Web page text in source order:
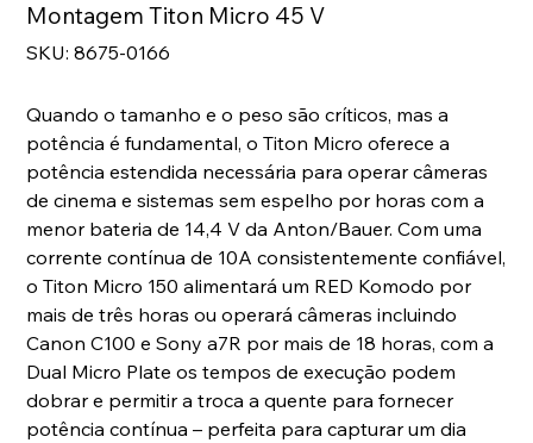
Montagem Titon Micro 45 V
SKU: SKU
8675-
8675-0166
Quando o tamanho e o peso são críticos, mas a
potência é fundamental, o Titon Micro oferece a
potência estendida necessária para operar câmeras
de cinema e sistemas sem espelho por horas com a
menor bateria de 14,4 V da Anton/Bauer. Com uma
corrente contínua de 10A consistentemente confiável,
o Titon Micro 150 alimentará um RED Komodo por
mais de três horas ou operará câmeras incluindo
Canon C100 e Sony a7R por mais de 18 horas, com a
Dual Micro Plate os tempos de execução podem
dobrar e permitir a troca a quente para fornecer
potência contínua – perfeita para capturar um dia